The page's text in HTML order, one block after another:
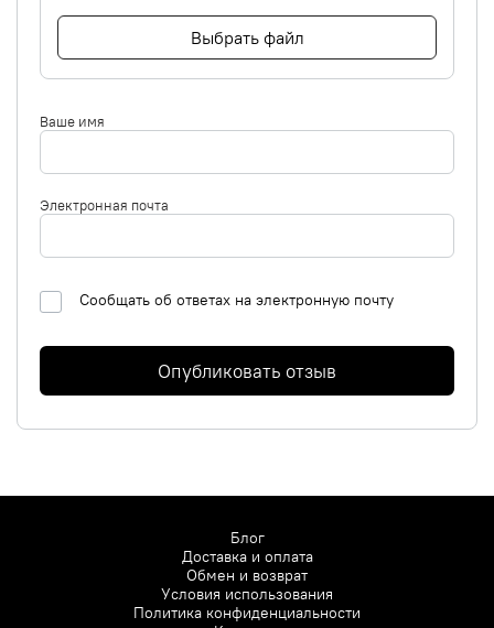
Выбрать файл
Ваше имя
Электронная почта
Сообщать об ответах на электронную почту
Опубликовать отзыв
Блог
Доставка и оплата
Обмен и возврат
Условия использования
Политика конфиденциальности